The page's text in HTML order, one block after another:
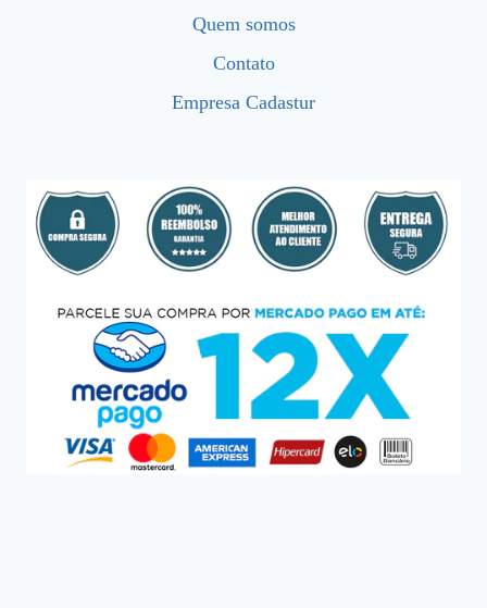
Quem somos
Contato
Empresa Cadastur